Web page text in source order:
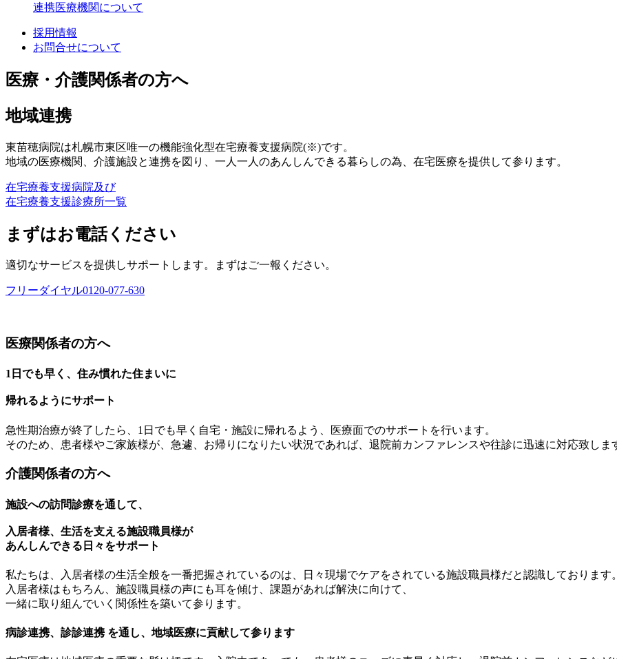
連携医療機関について
採用情報
お問合せについて
医療・介護関係者の方へ
地域連携
東苗穂病院は札幌市東区唯一の機能強化型在宅療養支援病院(※)です。
地域の医療機関、介護施設と連携を図り、一人一人のあんしんできる暮らしの為、在宅医療を提供して参ります。
在宅療養支援病院及び
在宅療養支援診療所一覧
まずはお電話ください
適切なサービスを提供しサポートします。まずはご一報ください。
フリーダイヤル0120-077-630
医療関係者の方へ
1日でも早く、住み慣れた住まいに
帰れるようにサポート
急性期治療が終了したら、1日でも早く自宅・施設に帰れるよう、医療面でのサポートを行います。
そのため、患者様やご家族様が、急遽、お帰りになりたい状況であれば、退院前カンファレンスや往診に迅速に対応致しま
介護関係者の方へ
施設への訪問診療を通して、
入居者様、生活を支える施設職員様が
あんしんできる日々をサポート
私たちは、入居者様の生活全般を一番把握されているのは、日々現場でケアをされている施設職員様だと認識しております
入居者様はもちろん、施設職員様の声にも耳を傾け、課題があれば解決に向けて、
一緒に取り組んでいく関係性を築いて参ります。
病診連携、診診連携 を通し、地域医療に貢献して参ります